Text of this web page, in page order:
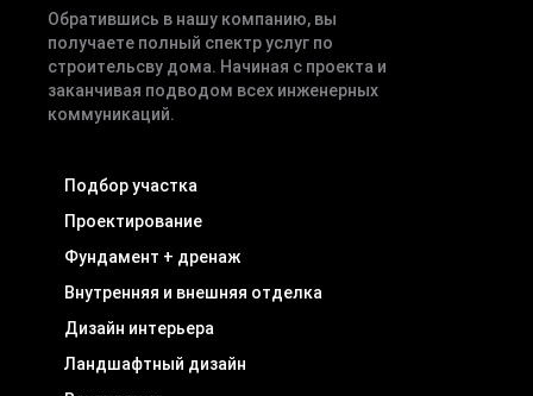
Обратившись в нашу компанию, вы
получаете полный спектр услуг по
строительсву дома. Начиная с проекта и
заканчивая подводом всех инженерных
коммуникаций.
Подбор участка
Проектирование
Фундамент + дренаж
Внутренняя и внешняя отделка
Дизайн интерьера
Ландшафтный дизайн